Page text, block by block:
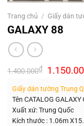
Trang chủ / Giấy dán
GALAXY 88
1.400.000₫ Giá
gốc
1.400.000₫.
Giấy dán tường Trung
Tên CATALOG GALAXY
Xuất xứ: Trung Quốc
Kích thước : 1.06m